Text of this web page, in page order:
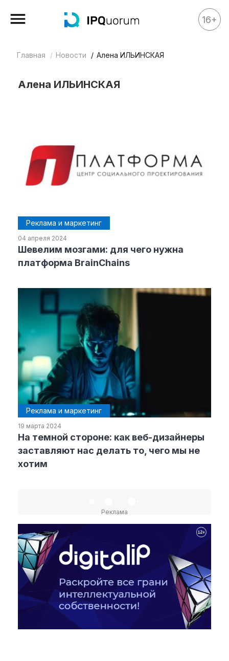
Все материалы
IPQ.365
IP Stories
Квиз
Календарь
Рубрики
и креативные индустрии
Кино и театр
Дизайн и мода
Реклама и маркетинг
Архитектура и урбанистика
Наука и технологии
Медиа
Образование
Издательское дело
Музыка
Музеи
Artists / Художники.РФ
Онлайн патент
Цифровой Сарафан
Смотрите нас в соцсетях и мессенджерах
16+
Главная Новости Алена ИЛЬИНСКАЯ
Алена ИЛЬИНСКАЯ
Реклама и маркетинг
04 апреля 2024
Шевелим мозгами: для чего нужна
платформа BrainChains
Реклама и маркетинг
19 марта 2024
На темной стороне: как веб-дизайнеры
заставляют нас делать то, чего мы не
хотим
Реклама